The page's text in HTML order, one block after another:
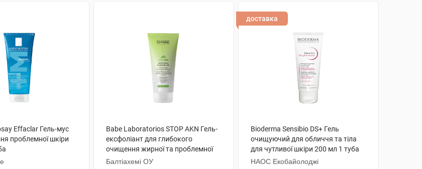
Effaclar Гель-мус
проблемної шкіри
Babe Laboratorios STOP AKN Гель-
ексфоліант для глибокого
очищення жирної та проблемної
шкіри 200 мл 1 туба
Балтіахемі ОУ
доставка
Bioderma Sensibio DS+ Гель
очищуючий для обличчя та тіла
для чутливої шкіри 200 мл 1 туба
НАОС Екобайолоджі